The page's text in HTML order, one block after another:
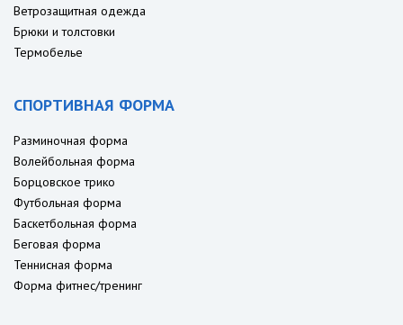
Ветрозащитная одежда
Брюки и толстовки
Термобелье
СПОРТИВНАЯ ФОРМА
Разминочная форма
Волейбольная форма
Борцовское трико
Футбольная форма
Баскетбольная форма
Беговая форма
Теннисная форма
Форма фитнес/тренинг